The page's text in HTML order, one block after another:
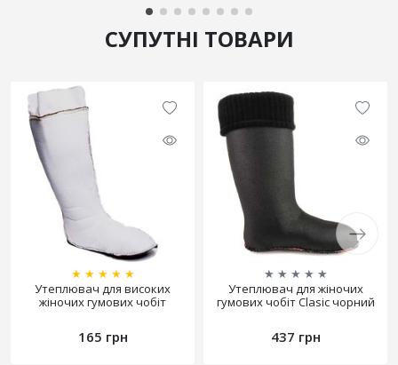
СУПУТНІ ТОВАРИ
★ ★ ★ ★ ★
Утеплювач для високих
жіночих гумових чобіт
165 грн
★ ★ ★ ★ ★
Утеплювач для жіночих
гумових чобіт Clasic чорний
437 грн